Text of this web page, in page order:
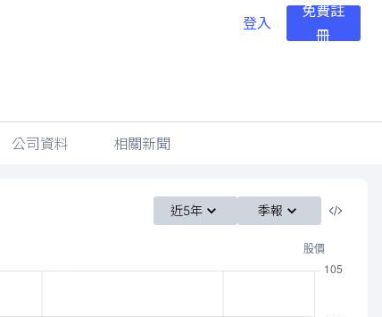
登入
免費註
冊
公司資料 相關新聞
近5年 季報